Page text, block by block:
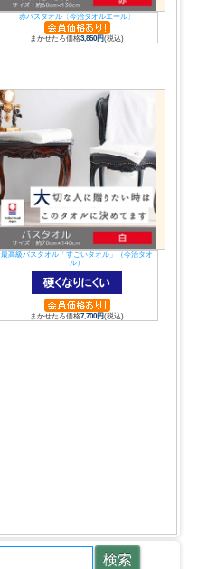
赤バスタオル〔今治タオルエール〕
まかせたろ価格3,850円(税込)
最高級バスタオル「すごいタオル」（今治タオ
ル）
まかせたろ価格7,700円(税込)